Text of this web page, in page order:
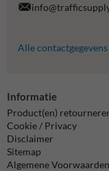
Alle contactgegevens
Informatie
Product(en)
Cookie / Privacy
Disclaimer
Sitemap
Algemene Voorwaarden